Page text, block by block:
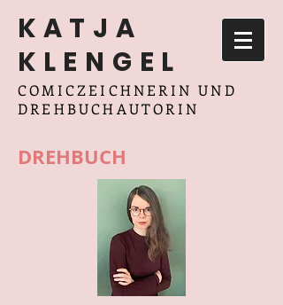
KATJA
KLENGEL
COMICZEICHNERIN UND
DREHBUCHAUTORIN
DREHBUCH